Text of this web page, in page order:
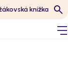
knížka